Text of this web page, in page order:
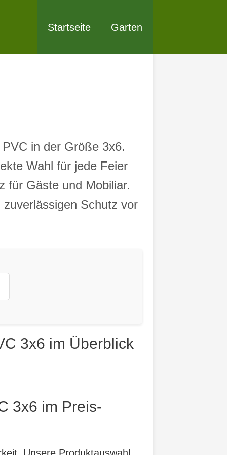
Startseite Garten
in der Größe 3x6.
Wahl für jede Feier
für Gäste und Mobiliar.
Schutz vor
3x6 im Überblick
3x6 im Preis-
Unsere Produktauswahl